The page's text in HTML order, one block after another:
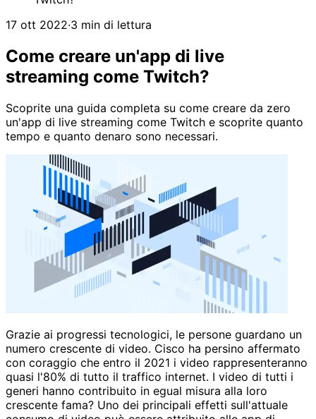
17 ott 2022·3 min di lettura
Come creare un'app di live
streaming come Twitch?
Scoprite una guida completa su come creare da zero
un'app di live streaming come Twitch e scoprite quanto
tempo e quanto denaro sono necessari.
Grazie ai progressi tecnologici, le persone guardano un
numero crescente di video. Cisco ha persino affermato
con coraggio che entro il 2021 i video rappresenteranno
quasi l'80% di tutto il traffico internet. I video di tutti i
generi hanno contribuito in egual misura alla loro
crescente fama? Uno dei principali effetti sull'attuale